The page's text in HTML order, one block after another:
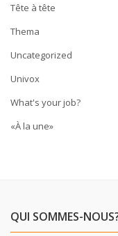
Tête à tête
Thema
Uncategorized
Univox
What's your job?
«À la une»
QUI SOMMES-